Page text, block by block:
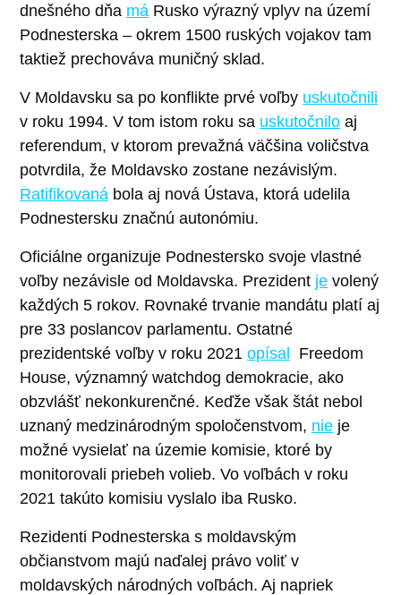
dnešného dňa má Rusko výrazný vplyv na území
Podnesterska – okrem 1500 ruských vojakov tam
taktiež prechováva muničný sklad.
V Moldavsku sa po konflikte prvé voľby uskutočnili
v roku 1994. V tom istom roku sa uskutočnilo aj
referendum, v ktorom prevažná väčšina voličstva
potvrdila, že Moldavsko zostane nezávislým.
Ratifikovaná bola aj nová Ústava, ktorá udelila
Podnestersku značnú autonómiu.
Oficiálne organizuje Podnestersko svoje vlastné
voľby nezávisle od Moldavska. Prezident je volený
každých 5 rokov. Rovnaké trvanie mandátu platí aj
pre 33 poslancov parlamentu. Ostatné
prezidentské voľby v roku 2021 opísal Freedom
House, významný watchdog demokracie, ako
obzvlášť nekonkurenčné. Keďže však štát nebol
uznaný medzinárodným spoločenstvom, nie je
možné vysielať na územie komisie, ktoré by
monitorovali priebeh volieb. Vo voľbách v roku
2021 takúto komisiu vyslalo iba Rusko.
Rezidenti Podnesterska s moldavským
občianstvom majú naďalej právo voliť v
moldavských národných voľbách. Aj napriek